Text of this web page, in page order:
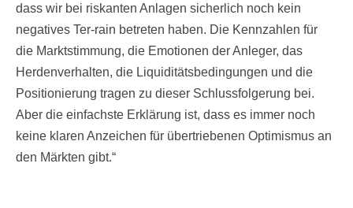
dass wir bei riskanten Anlagen sicherlich noch kein
negatives Ter-rain betreten haben. Die Kennzahlen für
die Marktstimmung, die Emotionen der Anleger, das
Herdenverhalten, die Liquiditätsbedingungen und die
Positionierung tragen zu dieser Schlussfolgerung bei.
Aber die einfachste Erklärung ist, dass es immer noch
keine klaren Anzeichen für übertriebenen Optimismus an
den Märkten gibt.“